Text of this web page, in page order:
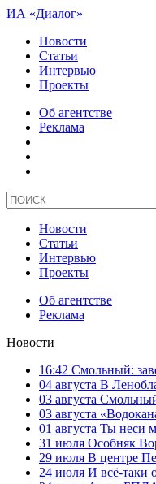
ИА «Диалог»
Новости
Статьи
Интервью
Проекты
Об агентстве
Реклама
Новости
Статьи
Интервью
Проекты
Об агентстве
Реклама
Новости
16:42 Смольный:
04 августа В
03 августа
03 августа
01 августа Ты неси
31 июля Особняк
29 июля В центре
24 июля И всё-таки